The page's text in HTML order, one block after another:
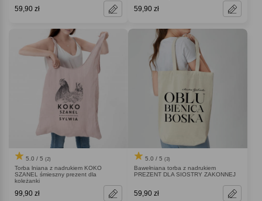
59,90 zł 59,90 zł
5.0 / 5 (2)
Torba lniana z nadrukiem KOKO
SZANEL śmieszny prezent dla
koleżanki
99,90 zł
5.0 / 5 (3)
Bawełniana torba z nadrukiem
PREZENT DLA SIOSTRY ZAKONNEJ
59,90 zł